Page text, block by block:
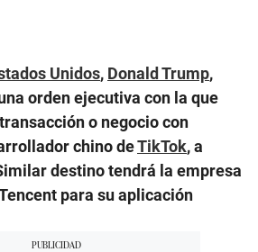
Unidos, Donald Trump,
orden ejecutiva con la que
o negocio con
chino deTikTok, a
destino tendrá la empresa
para su aplicación